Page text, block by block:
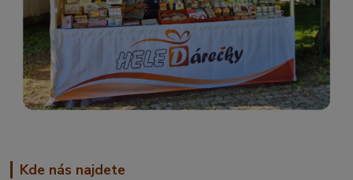
Kde nás najdete